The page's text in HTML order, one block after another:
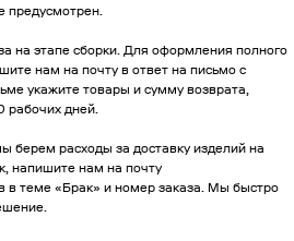
предусмотрен.
на этапе сборки. Для оформления полного
нам на почту в ответ на письмо с
укажите товары и сумму возврата,
рабочих дней.
берем расходы за доставку изделий на
напишите нам на почту
в теме «Брак» и номер заказа. Мы быстро